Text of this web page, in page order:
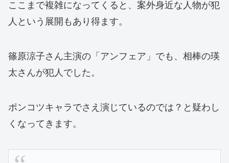
ここまで複雑になってくると、案外身近な人物が犯
人という展開もあり得ます。
篠原涼子さん主演の「アンフェア」でも、相棒の瑛
太さんが犯人でした。
ポンコツキャラでさえ演じているのでは？と疑わし
くなってきます。